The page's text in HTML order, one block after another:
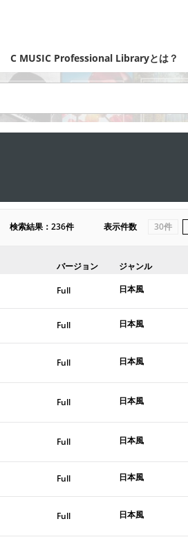
C MUSIC Professional Libraryとは？
検索結果：236件 表示件数 30件
バージョン ジャンル
Full 日本風
Full 日本風
Full 日本風
Full 日本風
Full 日本風
Full 日本風
Full 日本風